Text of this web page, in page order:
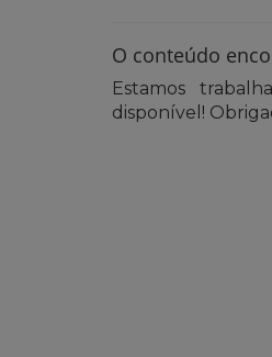
O conteúdo
Estamos
disponível!